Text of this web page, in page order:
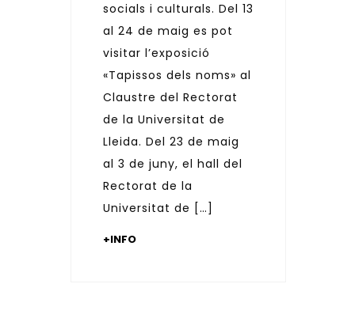
socials i culturals. Del 13
al 24 de maig es pot
visitar l’exposició
«Tapissos dels noms» al
Claustre del Rectorat
de la Universitat de
Lleida. Del 23 de maig
al 3 de juny, el hall del
Rectorat de la
Universitat de […]
+INFO